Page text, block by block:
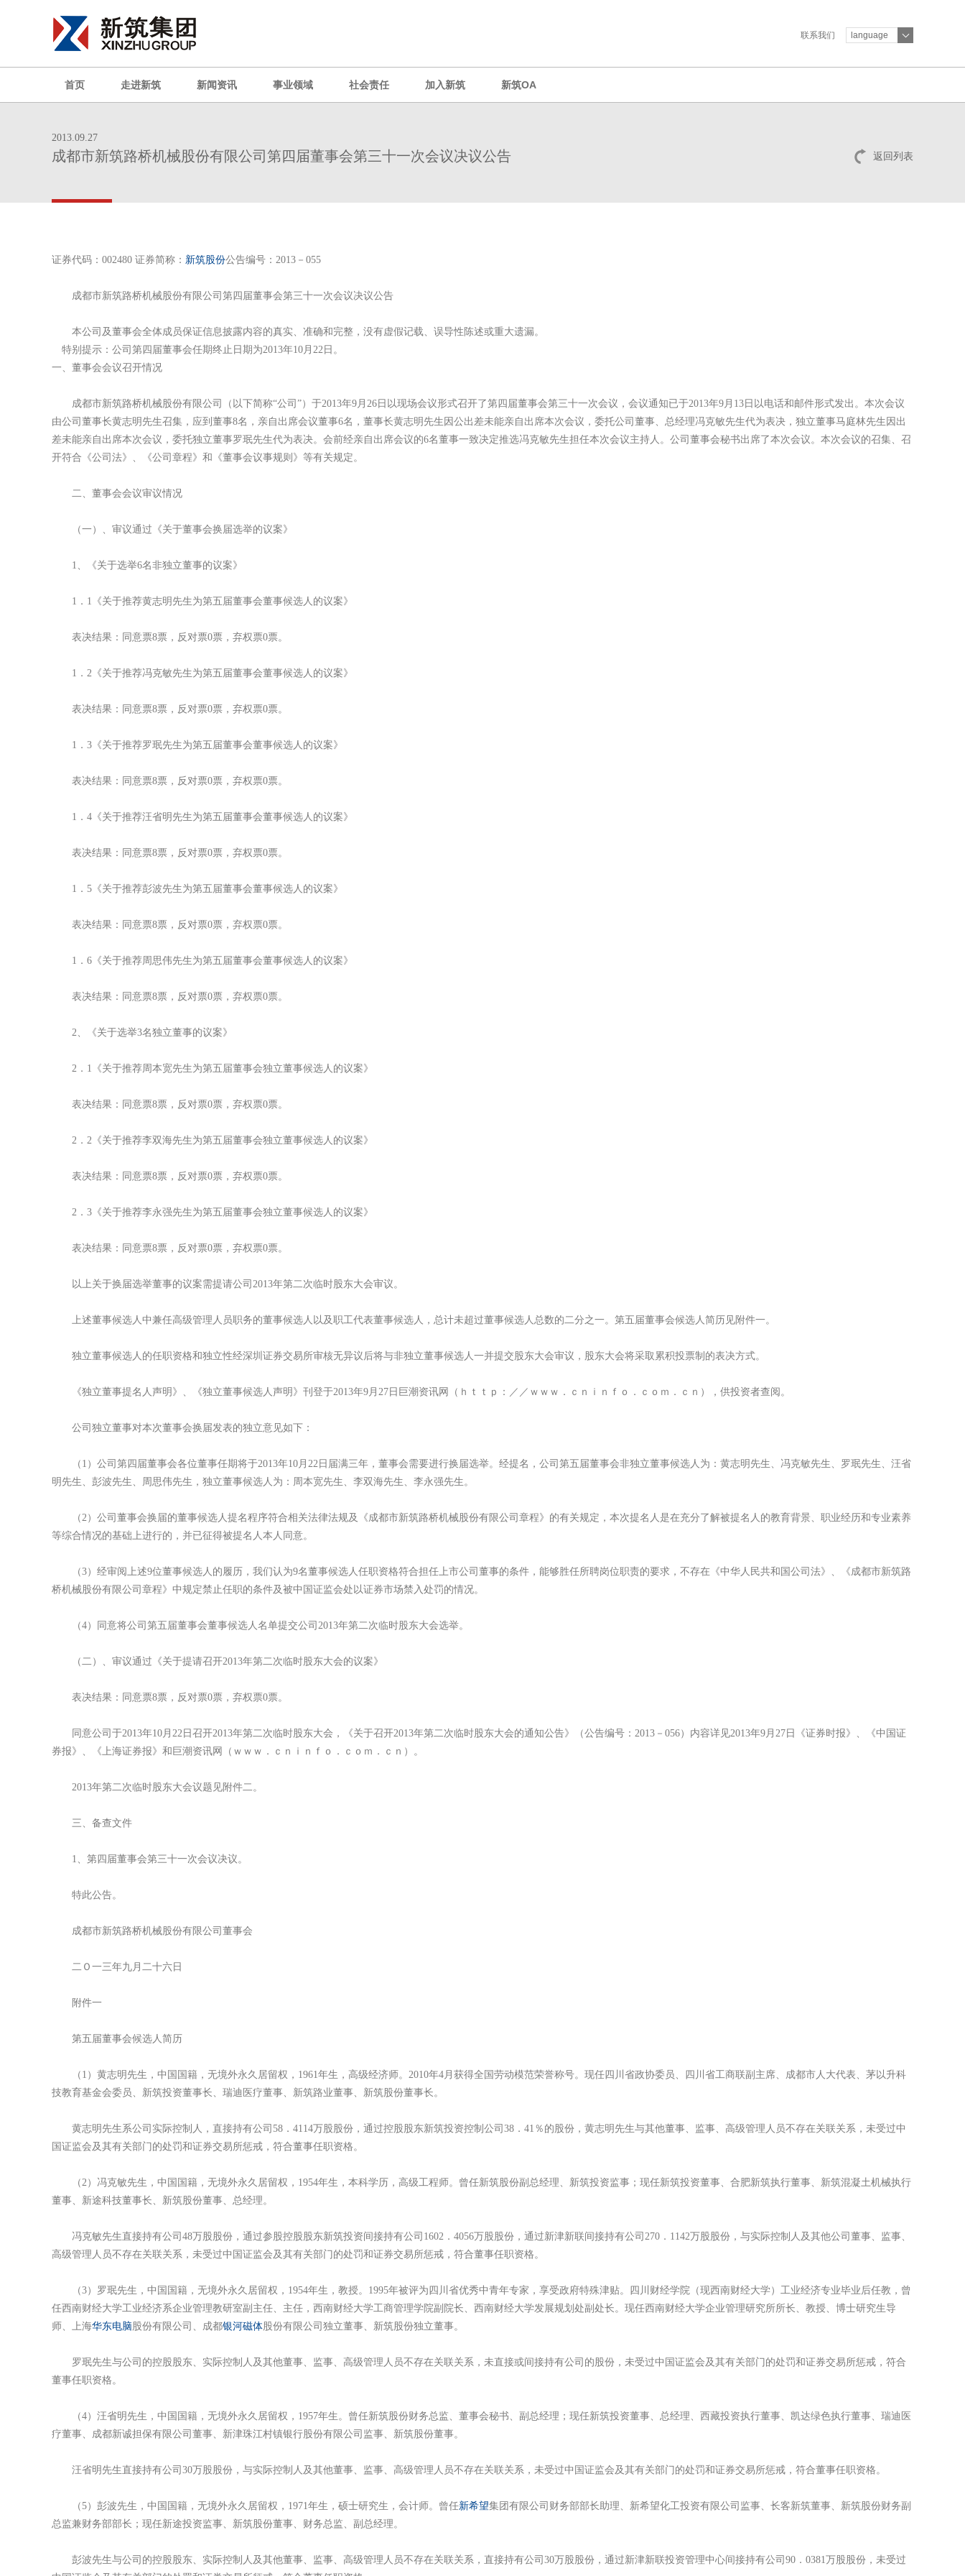
联系我们 language
首页 走进新筑 新闻资讯 事业领域 社会责任 加入新筑 新筑OA
返回列表
2013.09.27
成都市新筑路桥机械股份有限公司第四届董事会第三十一次会议决议公告
证券代码：002480 证券简称： 新筑股份公告编号：2013－055
成都市新筑路桥机械股份有限公司第四届董事会第三十一次会议决议公告
本公司及董事会全体成员保证信息披露内容的真实、准确和完整，没有虚假记载、误导性陈述或重大遗漏。
特别提示：公司第四 届董事会任期终止日期为2013年10月22日。
一、董事会会议召开情况
成都市新筑路桥机械股份有限公司（以下简称“公司”）于2013年9月26日以现场会议形式召开了第四届董事会第三十一次会议，会议通知已于2013年9月13日以电话和邮件形式发出。本次会议
由公司董事长黄志明先生召集，应到董事8名，亲自出席会议董事6名，董事长黄志明先生因公出差未能亲自出席本次会议，委托公司董事、总经理冯克敏先生代为表决，独立董事马庭林先生因出
差未能亲自出席本次会议，委托独立董事罗珉先生代为表决。会前经亲自出席会议的6名董事一致决定推选冯克敏先生担任本次会议主持人。公司董事会秘书出席了本次会议。本次会议的召集、召
开符合《公司法》、《公司章程》和《董事会议事规则》等有关规定。
二、董事会会议审议情况
（一）、审议通过《关于董事会换届选举的议案》
1、《关于选举6名非独立董事的议案》
1．1《关于推荐黄志明先生为第五届董事会董事候选人的议案》
表决结果：同意票8票，反对票0票，弃权票0票。
1．2《关于推荐冯克敏先生为第五届董事会董事候选人的议案》
表决结果：同意票8票，反对票0票，弃权票0票。
1．3《关于推荐罗珉先生为第五届董事会董事候选人的议案》
表决结果：同意票8票，反对票0票，弃权票0票。
1．4《关于推荐汪省明先生为第五届董事会董事候选人的议案》
表决结果：同意票8票，反对票0票，弃权票0票。
1．5《关于推荐彭波先生为第五届董事会董事候选人的议案》
表决结果：同意票8票，反对票0票，弃权票0票。
1．6《关于推荐周思伟先生为第五届董事会董事候选人的议案》
表决结果：同意票8票，反对票0票，弃权票0票。
2、《关于选举3名独立董事的议案》
2．1《关于推荐周本宽先生为第五届董事会独立董事候选人的议案》
表决结果：同意票8票，反对票0票，弃权票0票。
2．2《关于推荐李双海先生为第五届董事会独立董事候选人的议案》
表决结果：同意票8票，反对票0票，弃权票0票。
2．3《关于推荐李永强先生为第五届董事会独立董事候选人的议案》
表决结果：同意票8票，反对票0票，弃权票0票。
以上关于换届选举董事的议案需提请公司2013年第二次临时股东大会审议。
上述董事候选人中兼任高级管理人员职务的董事候选人以及职工代表董事候选人，总计未超过董事候选人总数的二分之一。第五届董事会候选人简历见附件一。
独立董事候选人的任职资格和独立性经深圳证券交易所审核无异议后将与非独立董事候选人一并提交股东大会审议，股东大会将采取累积投票制的表决方式。
《独立董事提名人声明》、《独立董事候选人声明》刊登于2013年9月27日巨潮资讯网（ｈｔｔｐ：／／ｗｗｗ．ｃｎｉｎｆｏ．ｃｏｍ．ｃｎ），供投资者查阅。
公司独立董事对本次董事会换届发表的独立意见如下：
（1）公司第四届董事会各位董事任期将于2013年10月22日届满三年，董事会需要进行换届选举。经提名，公司第五届董事会非独立董事候选人为：黄志明先生、冯克敏先生、罗珉先生、汪省
明先生、彭波先生、周思伟先生，独立董事候选人为：周本宽先生、李双海先生、李永强先生。
（2）公司董事会换届的董事候选人提名程序符合相关法律法规及《成都市新筑路桥机械股份有限公司章程》的有关规定，本次提名人是在充分了解被提名人的教育背景、职业经历和专业素养
等综合情况的基础上进行的，并已征得被提名人本人同意。
（3）经审阅上述9位董事候选人的履历，我们认为9名董事候选人任职资格符合担任上市公司董事的条件，能够胜任所聘岗位职责的要求，不存在《中华人民共和国公司法》、《成都市新筑路
桥机械股份有限公司章程》中规定禁止任职的条件及被中国证监会处以证券市场禁入处罚的情况。
（4）同意将公司第五届董事会董事候选人名单提交公司2013年第二次临时股东大会选举。
（二）、审议通过《关于提请召开2013年第二次临时股东大会的议案》
表决结果：同意票8票，反对票0票，弃权票0票。
同意公司于2013年10月22日召开2013年第二次临时股东大会，《关于召开2013年第二次临时股东大会的通知公告》（公告编号：2013－056）内容详见2013年9月27日《证券时报》、《中国证
券报》、《上海证券报》和巨潮资讯网（ｗｗｗ．ｃｎｉｎｆｏ．ｃｏｍ．ｃｎ）。
2013年第二次临时股东大会议题见附件二。
三、备查文件
1、第四届董事会第三十一次会议决议。
特此公告。
成都市新筑路桥机械股份有限公司董事会
二Ｏ一三年九月二十六日
附件一
第五届董事会候选人简历
（1）黄志明先生，中国国籍，无境外永久居留权，1961年生，高级经济师。2010年4月获得全国劳动模范荣誉称号。现任四川省政协委员、四川省工商联副主席、成都市人大代表、茅以升科
技教育基金会委员、新筑投资董事长、瑞迪医疗董事、新筑路业董事、新筑股份董事长。
黄志明先生系公司实际控制人，直接持有公司58．4114万股股份，通过控股股东新筑投资控制公司38．41％的股份，黄志明先生与其他董事、监事、高级管理人员不存在关联关系，未受过中
国证监会及其有关部门的处罚和证券交易所惩戒，符合董事任职资格。
（2）冯克敏先生，中国国籍，无境外永久居留权，1954年生，本科学历，高级工程师。曾任新筑股份副总经理、新筑投资监事；现任新筑投资董事、合肥新筑执行董事、新筑混凝土机械执行
董事、新途科技董事长、新筑股份董事、总经理。
冯克敏先生直接持有公司48万股股份，通过参股控股股东新筑投资间接持有公司1602．4056万股股份，通过新津新联间接持有公司270．1142万股股份，与实际控制人及其他公司董事、监事、
高级管理人员不存在关联关系，未受过中国证监会及其有关部门的处罚和证券交易所惩戒，符合董事任职资格。
（3）罗珉先生，中国国籍，无境外永久居留权，1954年生，教授。1995年被评为四川省优秀中青年专家，享受政府特殊津贴。四川财经学院（现西南财经大学）工业经济专业毕业后任教，曾
任西南财经大学工业经济系企业管理教研室副主任、主任，西南财经大学工商管理学院副院长、西南财经大学发展规划处副处长。现任西南财经大学企业管理研究所所长、教授、博士研究生导
师、上海华东电脑股份有限公司、成都银河磁体股份有限公司独立董事、新筑股份独立董事。
罗珉先生与公司的控股股东、实际控制人及其他董事、监事、高级管理人员不存在关联关系，未直接或间接持有公司的股份，未受过中国证监会及其有关部门的处罚和证券交易所惩戒，符合
董事任职资格。
（4）汪省明先生，中国国籍，无境外永久居留权，1957年生。曾任新筑股份财务总监、董事会秘书、副总经理；现任新筑投资董事、总经理、西藏投资执行董事、凯达绿色执行董事、瑞迪医
疗董事、成都新诚担保有限公司董事、新津珠江村镇银行股份有限公司监事、新筑股份董事。
汪省明先生直接持有公司30万股股份，与实际控制人及其他董事、监事、高级管理人员不存在关联关系，未受过中国证监会及其有关部门的处罚和证券交易所惩戒，符合董事任职资格。
（5）彭波先生，中国国籍，无境外永久居留权，1971年生，硕士研究生，会计师。曾任新希望集团有限公司财务部部长助理、新希望化工投资有限公司监事、长客新筑董事、新筑股份财务副
总监兼财务部部长；现任新途投资监事、新筑股份董事、财务总监、副总经理。
彭波先生与公司的控股股东、实际控制人及其他董事、监事、高级管理人员不存在关联关系，直接持有公司30万股股份，通过新津新联投资管理中心间接持有公司90．0381万股股份，未受过